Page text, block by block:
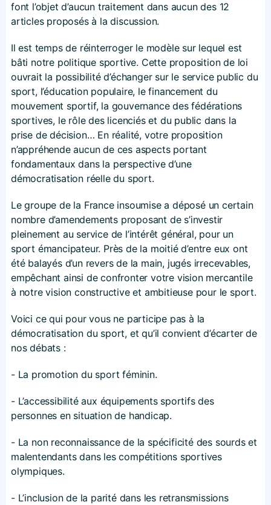
font l’objet d’aucun traitement dans aucun des 12
articles proposés à la discussion.
Il est temps de réinterroger le modèle sur lequel est
bâti notre politique sportive. Cette proposition de loi
ouvrait la possibilité d’échanger sur le service public du
sport, l’éducation populaire, le financement du
mouvement sportif, la gouvernance des fédérations
sportives, le rôle des licenciés et du public dans la
prise de décision… En réalité, votre proposition
n’appréhende aucun de ces aspects portant
fondamentaux dans la perspective d’une
démocratisation réelle du sport.
Le groupe de la France insoumise a déposé un certain
nombre d’amendements proposant de s’investir
pleinement au service de l’intérêt général, pour un
sport émancipateur. Près de la moitié d’entre eux ont
été balayés d’un revers de la main, jugés irrecevables,
empêchant ainsi de confronter votre vision mercantile
à notre vision constructive et ambitieuse pour le sport.
Voici ce qui pour vous ne participe pas à la
démocratisation du sport, et qu’il convient d’écarter de
nos débats :
- La promotion du sport féminin.
- L’accessibilité aux équipements sportifs des
personnes en situation de handicap.
- La non reconnaissance de la spécificité des sourds et
malentendants dans les compétitions sportives
olympiques.
- L’inclusion de la parité dans les retransmissions